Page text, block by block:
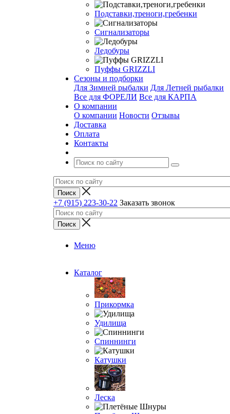
Подставки,треноги,гребенки
Сигнализаторы
Ледобуры
Пуффы GRIZZLI
Сезоны и подборки
Для Зимней рыбалки Для Летней рыбалки
Все для ФОРЕЛИ Все для КАРПА
О компании
О компании Новости Отзывы
Доставка
Оплата
Контакты
+7 (915) 223-30-22 Заказать звонок
Меню
Каталог
Прикормка
Удилища
Спиннинги
Катушки
Леска